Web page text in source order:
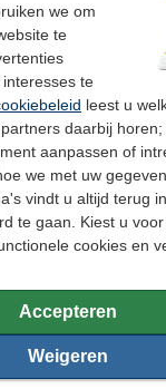
we om
te
te
leest u
daarbij
aanpassen of
we met uw
vindt u altijd terug
te gaan. Kiest u
cookies en
Accepteren
Weigeren
USB
ja (print app)
uw oude apparaat
108IP/IN 3 inktcartridges
(123inkt huismerk)
huismerk)